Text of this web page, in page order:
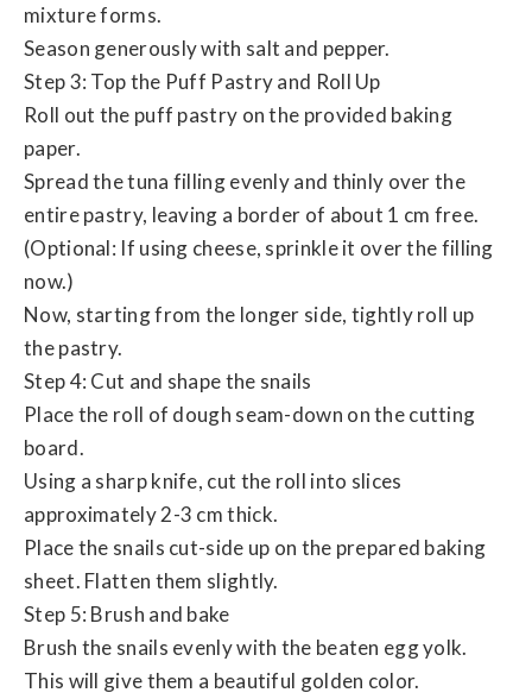
mixture forms.
Season generously with salt and pepper.
Step 3: Top the Puff Pastry and Roll Up
Roll out the puff pastry on the provided baking
paper.
Spread the tuna filling evenly and thinly over the
entire pastry, leaving a border of about 1 cm free.
(Optional: If using cheese, sprinkle it over the filling
now.)
Now, starting from the longer side, tightly roll up
the pastry.
Step 4: Cut and shape the snails
Place the roll of dough seam-down on the cutting
board.
Using a sharp knife, cut the roll into slices
approximately 2-3 cm thick.
Place the snails cut-side up on the prepared baking
sheet. Flatten them slightly.
Step 5: Brush and bake
Brush the snails evenly with the beaten egg yolk.
This will give them a beautiful golden color.